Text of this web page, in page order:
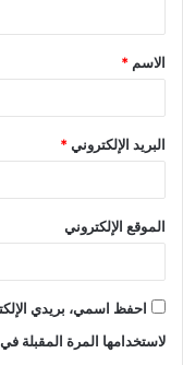
ق
*
الاسم *
البريد الإلكتروني*
الموقع الإلكتروني
احفظ اسمي، بريدي
لاستخدامها المرة المقبلة